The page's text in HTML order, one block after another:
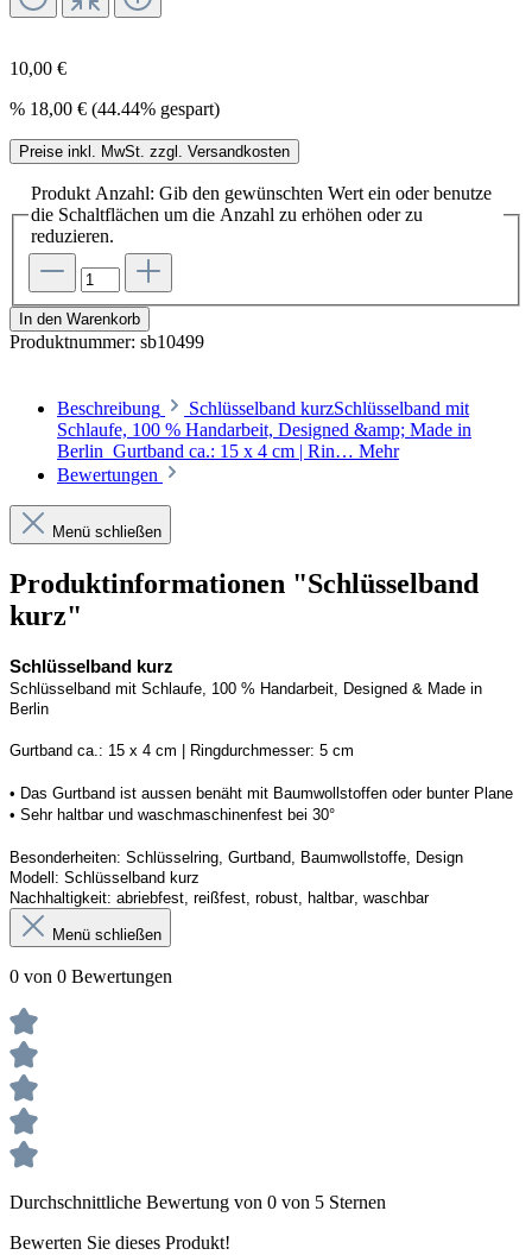
10,00 €
% 18,00 € (44.44% gespart)
Preise inkl. MwSt. zzgl. Versandkosten
Produkt Anzahl: Gib den gewünschten Wert ein oder benutze
die Schaltflächen um die Anzahl zu erhöhen oder zu
reduzieren.
In den Warenkorb
Produktnummer: sb10499
Beschreibung
Schlüsselband kurzSchlüsselband mit
Schlaufe, 100 % Handarbeit, Designed &amp; Made in
Berlin Gurtband ca.: 15 x 4 cm | Rin… Mehr
Bewertungen
Menü schließen
Produktinformationen "Schlüsselband
kurz"
Schlüsselband kurz
Schlüsselband mit Schlaufe, 100 % Handarbeit, Designed & Made in
Berlin
Gurtband ca.: 15 x 4 cm | Ringdurchmesser: 5 cm
• Das Gurtband ist aussen benäht mit Baumwollstoffen oder bunter Plane
• Sehr haltbar und waschmaschinenfest bei 30°
Besonderheiten: Schlüsselring, Gurtband, Baumwollstoffe, Design
Modell: Schlüsselband kurz
Nachhaltigkeit: abriebfest, reißfest, robust, haltbar, waschbar
Menü schließen
0 von 0 Bewertungen
Durchschnittliche Bewertung von 0 von 5 Sternen
Bewerten Sie dieses Produkt!